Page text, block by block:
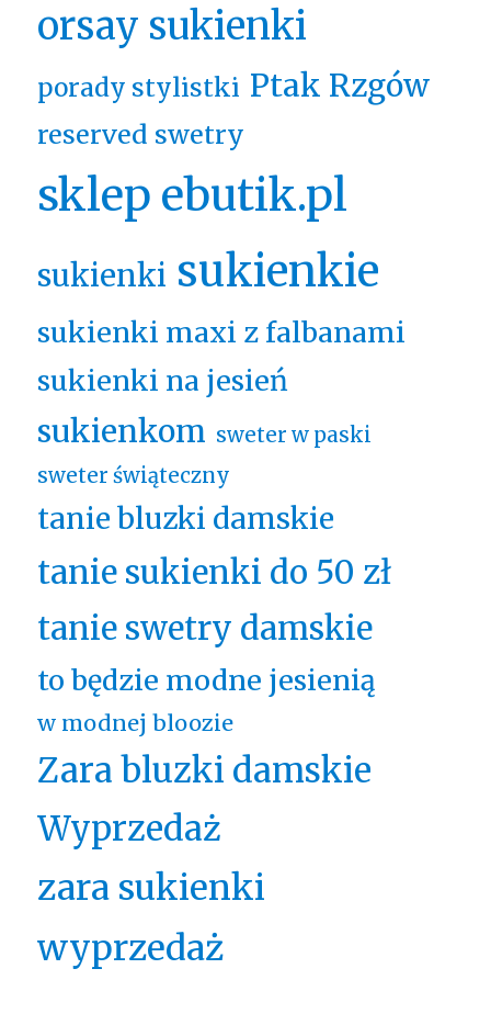
orsay sukienki
porady stylistki Ptak Rzgów
reserved swetry
sklep ebutik.pl
sukienki sukienkie
sukienki maxi z falbanami
sukienki na jesień
sukienkom sweter w paski
sweter świąteczny
tanie bluzki damskie
tanie sukienki do 50 zł
tanie swetry damskie
to będzie modne jesienią
w modnej bloozie
Zara bluzki damskie
Wyprzedaż
zara sukienki
wyprzedaż